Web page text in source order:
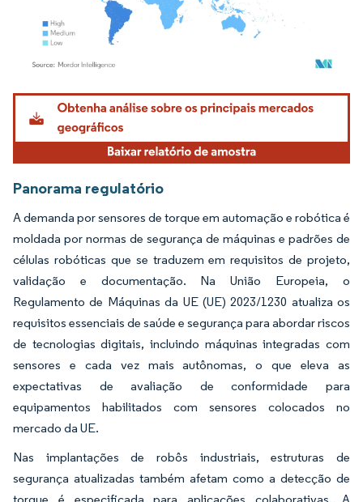
Imagem © Mordor Intelligence. O reuso requer atribuição conforme CC BY 4.0.
Panorama regulatório
A demanda por sensores de torque em automação e robótica é
moldada por normas de segurança de máquinas e padrões de
células robóticas que se traduzem em requisitos de projeto,
validação e documentação. Na União Europeia, o
Regulamento de Máquinas da UE (UE) 2023/1230 atualiza os
requisitos essenciais de saúde e segurança para abordar riscos
de tecnologias digitais, incluindo máquinas integradas com
sensores e cada vez mais autônomas, o que eleva as
expectativas de avaliação de conformidade para
equipamentos habilitados com sensores colocados no
mercado da UE.
Nas implantações de robôs industriais, estruturas de
segurança atualizadas também afetam como a detecção de